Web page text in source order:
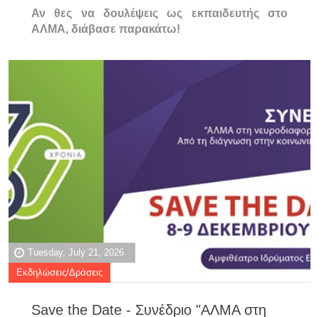
Αν θες να δουλέψεις ως εκπαιδευτής στο
ΑΛΜΑ, διάβασε παρακάτω!
Tuesday, July 21, 2026
Εκδηλώσεις/Δράσεις
Save the Date - Συνέδριο "ΑΛΜΑ στη